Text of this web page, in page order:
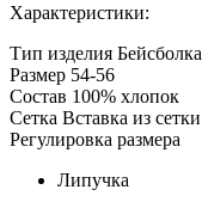
Характеристики:
Тип изделия Бейсболка
Размер 54-56
Состав 100% хлопок
Сетка Вставка из сетки
Регулировка размера
Липучка